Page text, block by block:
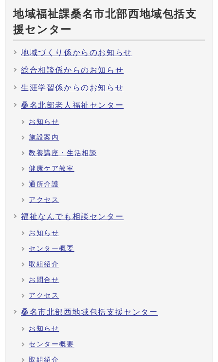
地域福祉課桑名市北部西地域包括支
援センター
地域づくり係からのお知らせ
総合相談係からのお知らせ
生涯学習係からのお知らせ
桑名北部老人福祉センター
お知らせ
施設案内
教養講座・生活相談
健康ケア教室
通所介護
アクセス
福祉なんでも相談センター
お知らせ
センター概要
取組紹介
お問合せ
アクセス
桑名市北部西地域包括支援センター
お知らせ
センター概要
取組紹介